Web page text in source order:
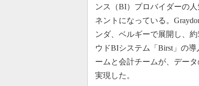
ンス（BI）プロバイダーの
ネントになっている。
ンダ、ベルギーで展開し、
ウドBIシステム「Birst」の
ームと会計チームが、デー
実現した。